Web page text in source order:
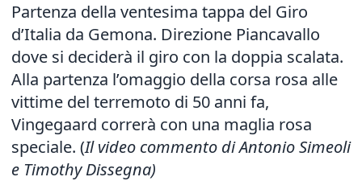
Partenza della ventesima tappa del Giro
d’Italia da Gemona. Direzione Piancavallo
dove si deciderà il giro con la doppia scalata.
Alla partenza l’omaggio della corsa rosa alle
vittime del terremoto di 50 anni fa,
Vingegaard correrà con una maglia rosa
speciale. (Il video commento di Antonio Simeoli
e Timothy Dissegna)